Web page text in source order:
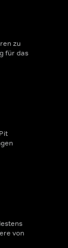
zu
für das
von